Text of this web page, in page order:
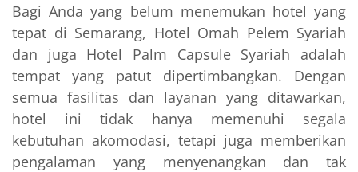
Bagi Anda yang belum menemukan hotel yang
tepat di Semarang, Hotel Omah Pelem Syariah
dan juga Hotel Palm Capsule Syariah adalah
tempat yang patut dipertimbangkan. Dengan
semua fasilitas dan layanan yang ditawarkan,
hotel ini tidak hanya memenuhi segala
kebutuhan akomodasi, tetapi juga memberikan
pengalaman yang menyenangkan dan tak